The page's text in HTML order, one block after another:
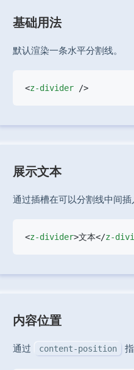
基础用法
默认渲染一条水平分割线。
<z-divider
展示文本
通过插槽在可以分割线中间插
<z-divider>文本</z-
内容位置
通过 content-position